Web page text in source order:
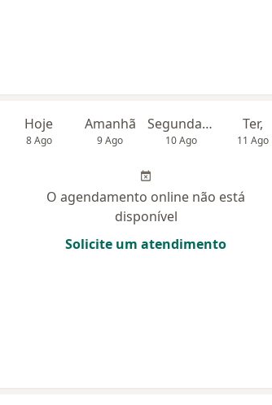
Hoje
8 Ago
Amanhã
9 Ago
Segunda-feira
10 Ago
Ter,
11 Ago
O agendamento online não está
disponível
Solicite um atendimento